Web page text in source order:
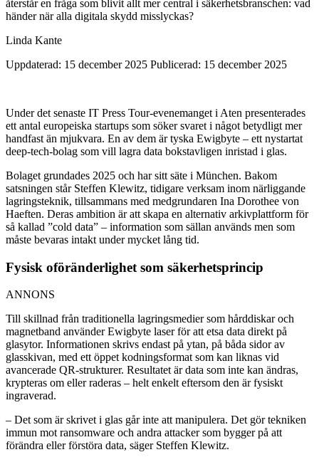
återstår en fråga som blivit allt mer central i säkerhetsbranschen: vad
händer när alla digitala skydd misslyckas?
Linda Kante
Uppdaterad: 15 december 2025 Publicerad: 15 december 2025
Under det senaste IT Press Tour-evenemanget i Aten presenterades
ett antal europeiska startups som söker svaret i något betydligt mer
handfast än mjukvara. En av dem är tyska Ewigbyte – ett nystartat
deep-tech-bolag som vill lagra data bokstavligen inristad i glas.
Bolaget grundades 2025 och har sitt säte i München. Bakom
satsningen står Steffen Klewitz, tidigare verksam inom närliggande
lagringsteknik, tillsammans med medgrundaren Ina Dorothee von
Haeften. Deras ambition är att skapa en alternativ arkivplattform för
så kallad ”cold data” – information som sällan används men som
måste bevaras intakt under mycket lång tid.
Fysisk oföränderlighet som säkerhetsprincip
ANNONS
Till skillnad från traditionella lagringsmedier som hårddiskar och
magnetband använder Ewigbyte laser för att etsa data direkt på
glasytor. Informationen skrivs endast på ytan, på båda sidor av
glasskivan, med ett öppet kodningsformat som kan liknas vid
avancerade QR-strukturer. Resultatet är data som inte kan ändras,
krypteras om eller raderas – helt enkelt eftersom den är fysiskt
ingraverad.
– Det som är skrivet i glas går inte att manipulera. Det gör tekniken
immun mot ransomware och andra attacker som bygger på att
förändra eller förstöra data, säger Steffen Klewitz.